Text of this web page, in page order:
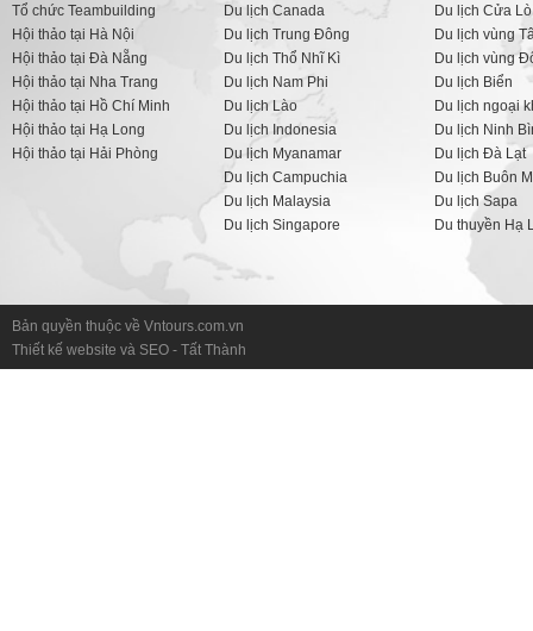
Tổ chức Teambuilding
Hội thảo tại Hà Nội
Hội thảo tại Đà Nẵng
Hội thảo tại Nha Trang
Hội thảo tại Hồ Chí Minh
Hội thảo tại Hạ Long
Hội thảo tại Hải Phòng
Du lịch Canada
Du lịch Trung Đông
Du lịch Thổ Nhĩ Kì
Du lịch Nam Phi
Du lịch Lào
Du lịch Indonesia
Du lịch Myanamar
Du lịch Campuchia
Du lịch Malaysia
Du lịch Singapore
Du lịch Cửa Lò
Du lịch vùng
Du lịch vùng
Du lịch Biển
Du lịch ngoại
Du lịch Ninh
Du lịch Đà Lạt
Du lịch Buôn
Du lịch Sapa
Du thuyền Hạ
Bản quyền thuộc về Vntours.com.vn
Thiết kế website và SEO - Tất Thành